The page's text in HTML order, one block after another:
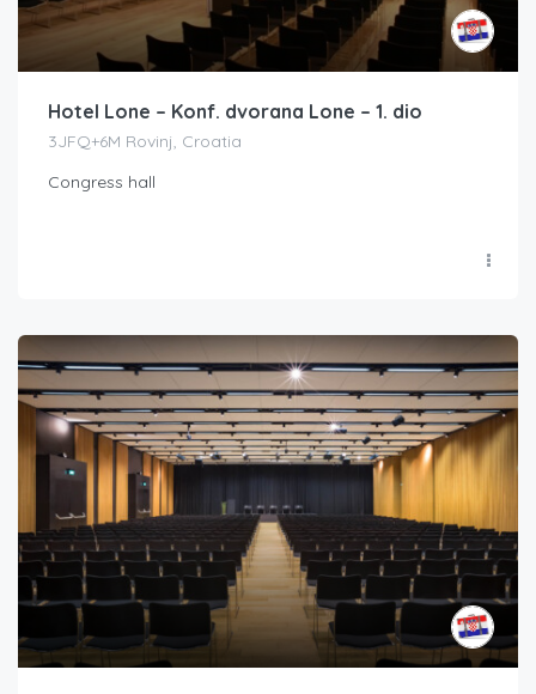
Hotel Lone – Konf. dvorana Lone – 1. dio
3JFQ+6M Rovinj, Croatia
Congress hall